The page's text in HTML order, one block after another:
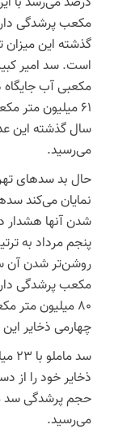
مکعب پرشدگی
گذشته این میزان
مکعبی آب جایگاه
۶۱ میلیون متر
می‌رسید.
حال بد سدهای
نمایان می‌کند
شدن آنها هشدار
مکعب پرشدگی
۸۰ میلیون
چهارمی ذخایر
سدماملو
ذخایر خود را
حجم پرشدگی سد
می‌رسید.